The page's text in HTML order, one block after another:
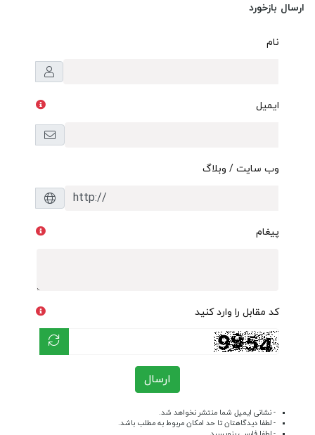
ارسال بازخورد
نام
ایمیل
وب سایت / وبلاگ
پیغام
کد مقابل را وارد کنید
ارسال
- نشانی ایمیل شما منتشر نخواهد شد.
- لطفا دیدگاهتان تا حد امکان مربوط به مطلب باشد.